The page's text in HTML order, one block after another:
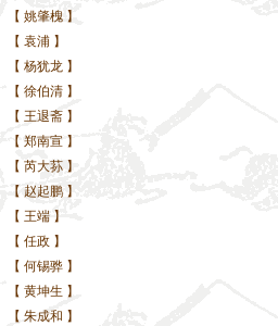
【 姚肇槐 】
【 袁浦 】
【 杨犹龙 】
【 徐伯清 】
【 王退斋 】
【 郑南宣 】
【 芮大荪 】
【 赵起鹏 】
【 王端 】
【 任政 】
【 何锡骅 】
【 黄坤生 】
【 朱成和 】